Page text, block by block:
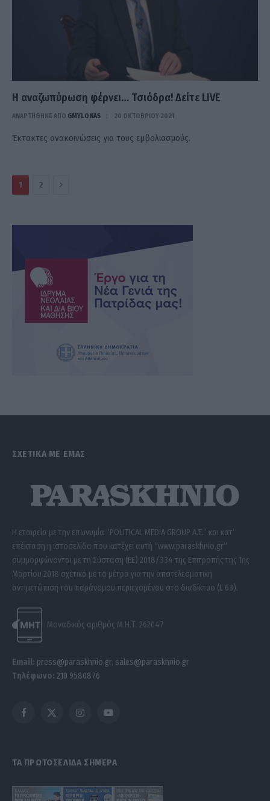
Η αναζωπύρωση φέρνει… Τσιόδρα! Δείτε LIVE
ΑΝΑΡΤΗΘΗΚΕ ΑΠΟ GMYLONAS 20 ΟΚΤΩΒΡΊΟΥ 2021
Έκτακτες ανακοινώσεις για τους εμβολιασμούς.
1 2 Επόμενο
ΣΧΕΤΙΚΑ ΜΕ ΕΜΑΣ
Η εταιρεία με την επωνυμία “POLITICAL MEDIA GROUP A.E.” και κατ’
επέκταση η ιστοσελίδα που κατέχει αυτή “www.paraskhnio.gr”
συμμορφώνονται με τη Σύσταση (ΕΕ) 2018/334 της Επιτροπής της 1ης
Μαρτίου 2018 σχετικά με τα μέτρα για την αποτελεσματική
αντιμετώπιση του παράνομου περιεχομένου στο διαδίκτυο (L 63).
Μοναδικός αριθμός Μ.Η.Τ. 262047
Email: press@paraskhnio.gr, sales@paraskhnio.gr
Τηλέφωνο: 210 9580876
Facebook
X
InstagramYouTube
ΤΑ ΠΡΩΤΟΣΕΛΙΔΑ ΣΗΜΕΡΑ